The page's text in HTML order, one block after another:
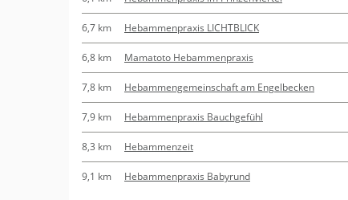
6,7 km Hebammenpraxis LICHTBLICK
6,8 km Mamatoto Hebammenpraxis
7,8 km Hebammengemeinschaft am Engelbecken
7,9 km Hebammenpraxis Bauchgefühl
8,3 km Hebammenzeit
9,1 km Hebammenpraxis Babyrund